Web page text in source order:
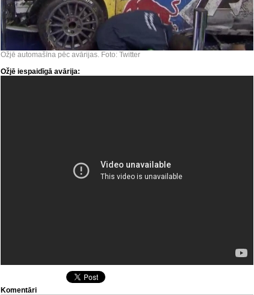
Ožjē automašīna pēc avārijas. Foto: Twitter
Ožjē iespaidīgā avārija:
Komentāri